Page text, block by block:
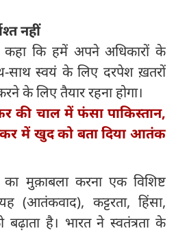
नहीं
कि हमें अपने अधिकारों के
साथ स्वयं के लिए दरपेश ख़तरों
के लिए तैयार रहना होगा।
की चाल में फंसा पाकिस्तान,
में खुद को बता दिया आतंक
मुक़ाबला करना एक विशिष्ट
(आतंकवाद), कट्टरता, हिंसा,
है। भारत ने स्वतंत्रता के